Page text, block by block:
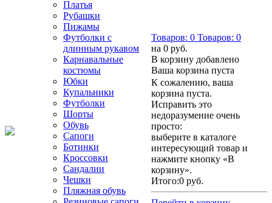
Платья
Рубашки
Пижамы
Футболки с
длинным рукавом
Карнавальные
костюмы
Юбки
Купальники
Футболки
Шорты
Обувь
Сапоги
Ботинки
Кроссовки
Сандалии
Чешки
Пляжная обувь
Товаров: 0 Товаров: 0
на 0 руб.
В корзину добавлено
Ваша корзина пуста
К сожалению, ваша
корзина пуста.
Исправить это
недоразумение очень
просто:
выберите в каталоге
интересующий товар и
нажмите кнопку «В
корзину».
Итого:0 руб.